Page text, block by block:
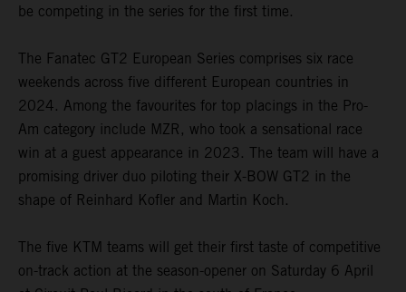
be competing in the series for the first time.
The Fanatec GT2 European Series comprises six race
weekends across five different European countries in
2024. Among the favourites for top placings in the Pro-
Am category include MZR, who took a sensational race
win at a guest appearance in 2023. The team will have a
promising driver duo piloting their X-BOW GT2 in the
shape of Reinhard Kofler and Martin Koch.
The five KTM teams will get their first taste of competitive
on-track action at the season-opener on Saturday 6 April